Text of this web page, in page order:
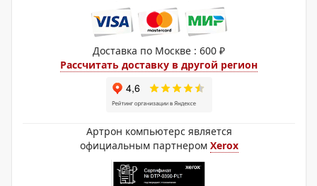
Доставка по Москве : 600 ₽
Рассчитать доставку в другой регион
Артрон компьютерс является
официальным партнером Xerox